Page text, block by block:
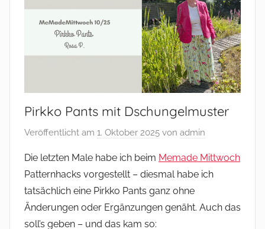
und
mehr
Pirkko Pants mit Dschungelmuster
Veröffentlicht am 1. Oktober 2025 von admin
Die letzten Male habe ich beim Memade Mittwoch
Patternhacks vorgestellt – diesmal habe ich
tatsächlich eine Pirkko Pants ganz ohne
Änderungen oder Ergänzungen genäht. Auch das
soll’s geben – und das kam so: